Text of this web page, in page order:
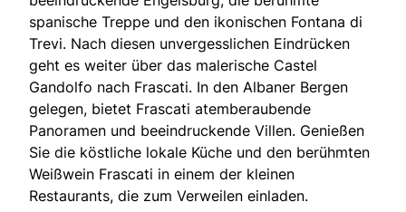
spanische Treppe und den ikonischen Fontana di
Trevi. Nach diesen unvergesslichen Eindrücken
geht es weiter über das malerische Castel
Gandolfo nach Frascati. In den Albaner Bergen
gelegen, bietet Frascati atemberaubende
Panoramen und beeindruckende Villen. Genießen
Sie die köstliche lokale Küche und den berühmten
Weißwein Frascati in einem der kleinen
Restaurants, die zum Verweilen einladen.